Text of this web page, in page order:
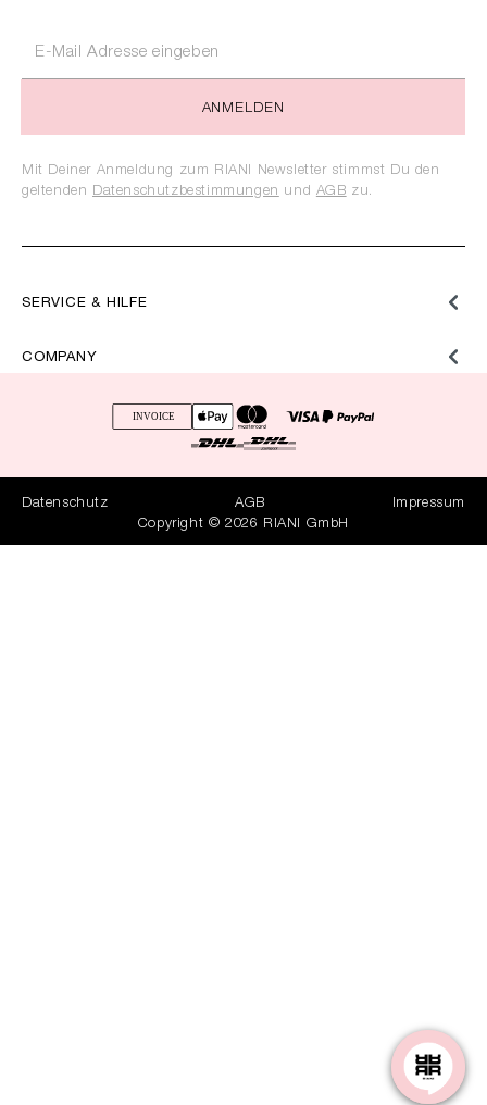
SERVICE & HILFE
COMPANY
ANMELDEN
Mit Deiner Anmeldung zum RIANI Newsletter stimmst Du den
geltenden Datenschutzbestimmungen und AGB zu.
Datenschutz AGB
Impressum
Copyright © 2026 RIANI GmbH